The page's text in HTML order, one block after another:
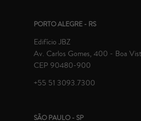
PORTO ALEGRE - RS
Edifício JBZ
Av. Carlos Gomes, 400 - Boa
CEP 90480-900
+55 51 3093.7300
SÃO PAULO - SP